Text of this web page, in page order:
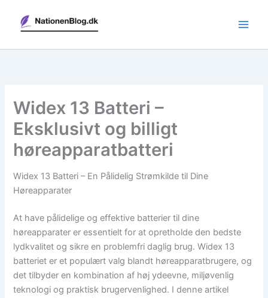
indholdet
Widex 13 Batteri –
Eksklusivt og billigt
høreapparatbatteri
Widex 13 Batteri – En Pålidelig Strømkilde til Dine
Høreapparater
At have pålidelige og effektive batterier til dine
høreapparater er essentielt for at opretholde den bedste
lydkvalitet og sikre en problemfri daglig brug. Widex 13
batteriet er et populært valg blandt høreapparatbrugere, og
det tilbyder en kombination af høj ydeevne, miljøvenlig
teknologi og praktisk brugervenlighed. I denne artikel